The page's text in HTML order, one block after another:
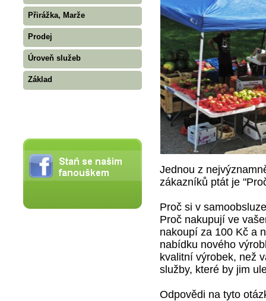
Přirážka, Marže
Prodej
Úroveň služeb
Základ
Jednou z
zákazníků ptát je
Proč si v
Proč nakupují ve
nakoupí za 100 Kč a
nabídku nového
kvalitní výrobek, než
služby, které by jim
Odpovědi na tyto